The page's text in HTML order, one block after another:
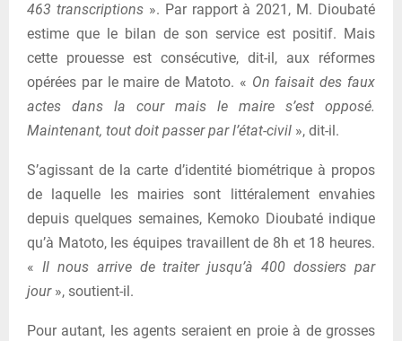
463 transcriptions». Par rapport à 2021, M. Dioubaté
estime que le bilan de son service est positif. Mais
cette prouesse est consécutive, dit-il, aux réformes
opérées par le maire de Matoto. « On faisait des faux
actes dans la cour mais le maire s’est opposé.
Maintenant, tout doit passer par l’état-civil », dit-il.
S’agissant de la carte d’identité biométrique à propos
de laquelle les mairies sont littéralement envahies
depuis quelques semaines, Kemoko Dioubaté indique
qu’à Matoto, les équipes travaillent de 8h et 18 heures.
« Il nous arrive de traiter jusqu’à 400 dossiers par
jour», soutient-il.
Pour autant, les agents seraient en proie à de grosses